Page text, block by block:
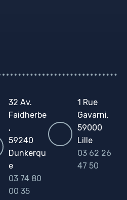
32 Av.
Faidherbe
,
59240
Dunkerqu
e
03 74 80
00 35
1 Rue
Gavarni,
59000
Lille
03 62 26
47 50